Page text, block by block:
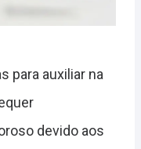
para auxiliar na
devido aos